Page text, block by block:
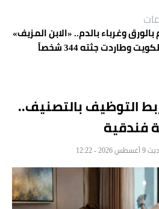
وغرباء بالدم.. «الابن المزيف»
وطاردت جثته 344 شخصاً
التوظيف بالتصنيف..